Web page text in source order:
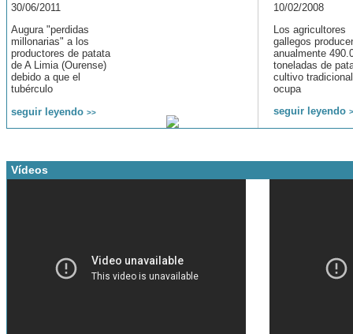
30/06/2011
Augura "perdidas
millonarias" a los
productores de patata
de A Limia (Ourense)
debido a que el
tubérculo
seguir leyendo >>
10/02/2008
Los agricultores
gallegos
anualmente
toneladas de
cultivo
ocupa
seguir leyendo
Vídeos